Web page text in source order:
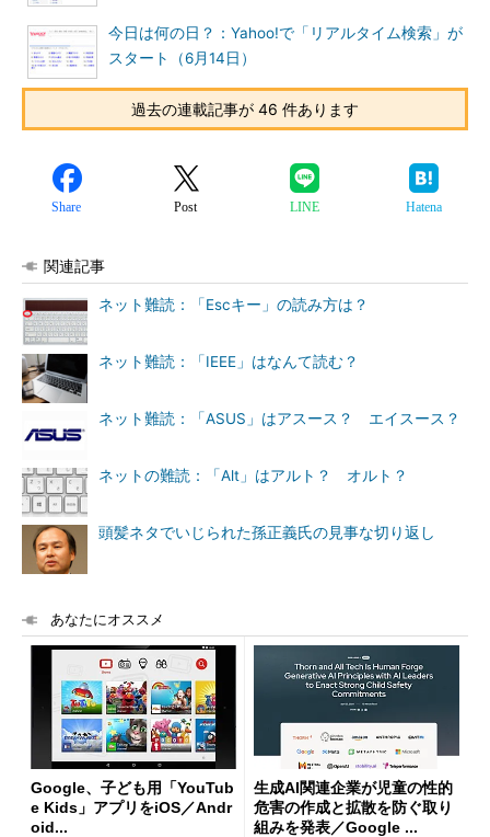
今日は何の日？：Yahoo!で「リアルタイム検索」が
スタート（6月14日）
過去の連載記事が 46 件あります
Share Post LINE Hatena
関連記事
ネット難読：「Escキー」の読み方は？
ネット難読：「IEEE」はなんて読む？
ネット難読：「ASUS」はアスース？ エイスース？
ネットの難読：「Alt」はアルト？ オルト？
頭髪ネタでいじられた孫正義氏の見事な切り返し
あなたにオススメ
Google、子ども用「YouTub
e Kids」アプリをiOS／Andr
oid...
生成AI関連企業が児童の性的
危害の作成と拡散を防ぐ取り
組みを発表／Google ...